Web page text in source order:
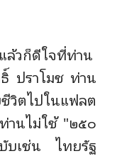
ล้วก็ดีใจที่ท่าน
ปราโมช ท่าน
ตไปในแฟลต
านไม่ใช้ "๒๕๐
บเช่น ไทยรัฐ